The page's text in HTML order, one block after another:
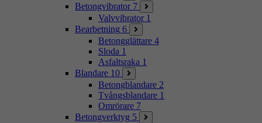
Betongvibrator 7
Valvvibrator 1
Bearbetning 6
Betongglättare 4
Sloda 1
Asfaltsraka 1
Blandare 10
Betongblandare 2
Tvångsblandare 1
Omrörare 7
Betongverktyg 5